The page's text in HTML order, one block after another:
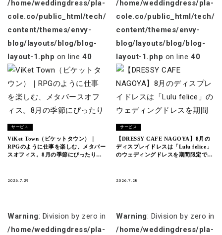
/home/weddingdress/pla-
cole.co/public_html/tech/wp-
content/themes/envy-
blog/layouts/blog/blog-
layout-1.php on line40
サービス
ViKet Town（ビケットタウン）｜
RPGのように仕事を楽しむ、メタバー
スオフィス。8月の季節にぴったりの
2026.7.29
/home/weddingdress/pla-
cole.co/public_html/tech/
content/themes/envy-
blog/layouts/blog/blog-
layout-1.php on line40
サービス
【DRESSY CAFE NAGOYA】8月の
ディスプレイドレスは「Lulu felice」
のウェディングドレスを期間限定でお
2026.7.28
Warning: Division by zero in
/home/weddingdress/pla-
Warning: Division by zero in
/home/weddingdress/pla-